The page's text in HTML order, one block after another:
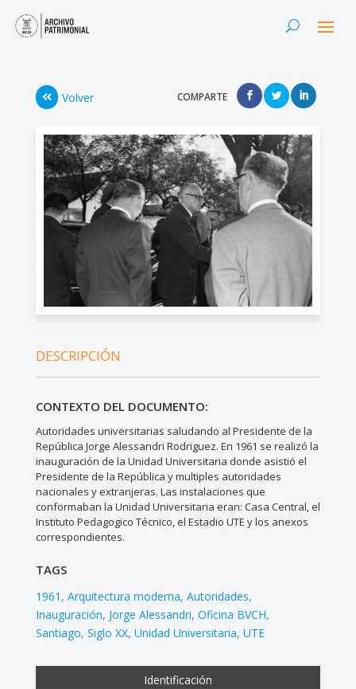
Volver COMPARTE
DESCRIPCIÓN
CONTEXTO DEL DOCUMENTO:
Autoridades universitarias saludando al Presidente de la
República Jorge Alessandri Rodriguez. En 1961 se realizó la
inauguración de la Unidad Universitaria donde asistió el
Presidente de la República y multiples autoridades
nacionales y extranjeras. Las instalaciones que
conformaban la Unidad Universitaria eran: Casa Central, el
Instituto Pedagogico Técnico, el Estadio UTE y los anexos
correspondientes.
TAGS
1961 Arquitectura moderna Autoridades
Inauguración Jorge Alessandri Oficina BVCH
Santiago Siglo XX Unidad Universitaria UTE
Identificación